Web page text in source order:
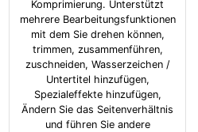
Komprimierung. Unterstützt
mehrere Bearbeitungsfunktionen
mit dem Sie drehen können,
trimmen, zusammenführen,
zuschneiden, Wasserzeichen /
Untertitel hinzufügen,
Spezialeffekte hinzufügen,
Ändern Sie das Seitenverhältnis
und führen Sie andere